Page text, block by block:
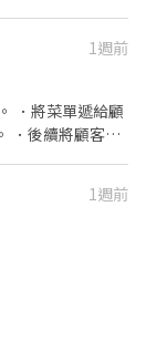
舒適衛生的用
，強調食品安
一起，皆可享
收銀結帳、環境
舒適衛生的用
，強調食品安
1週前
．將菜單遞給顧
．後續將顧客點
助手，處理烹飪
洗、剝、削、
．準備不同餐點
1週前